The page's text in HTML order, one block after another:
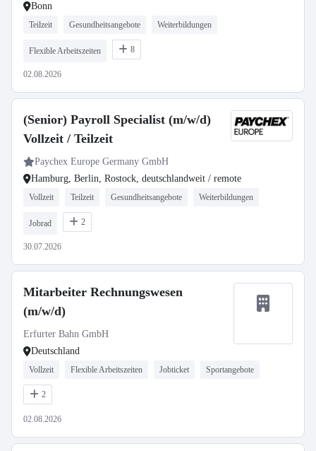
Bonn
Teilzeit Gesundheitsangebote Weiterbildungen
Flexible Arbeitszeiten 8
02.08.2026
(Senior) Payroll Specialist (m/w/d)
Vollzeit / Teilzeit
Paychex Europe Germany GmbH
Hamburg, Berlin, Rostock, deutschlandweit / remote
Vollzeit Teilzeit Gesundheitsangebote Weiterbildungen
Jobrad 2
30.07.2026
Mitarbeiter Rechnungswesen
(m/w/d)
Erfurter Bahn GmbH
Deutschland
Vollzeit Flexible Arbeitszeiten Jobticket Sportangebote
2
02.08.2026